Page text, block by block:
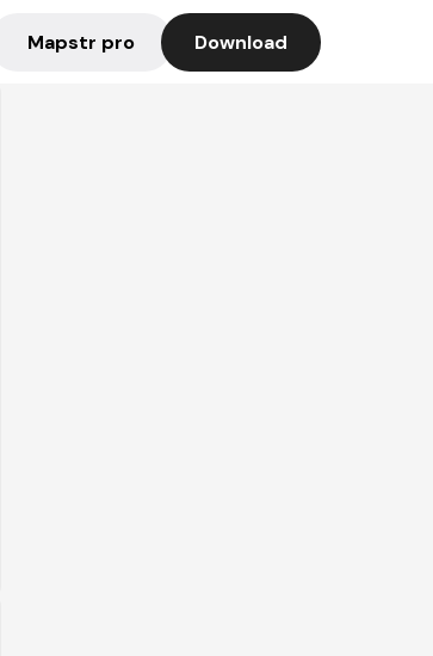
Mapstr pro Download